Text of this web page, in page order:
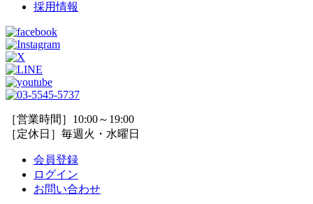
採用情報
［営業時間］10:00～19:00
［定休日］毎週火・水曜日
会員登録
ログイン
お問い合わせ